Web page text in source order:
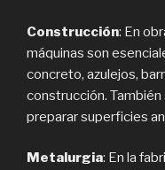
Construcción: En
máquinas son
concreto, azulejos,
construcción.
preparar superficies
Metalurgia: En la